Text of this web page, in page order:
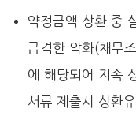
약정금액 상환 중
급격한 악화(채무
에 해당되어 지속
서류 제출시 상환